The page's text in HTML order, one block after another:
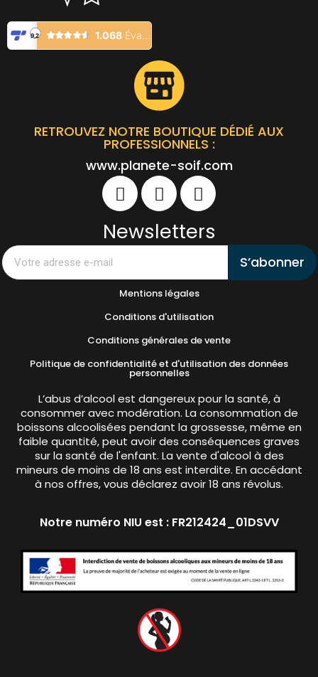
RETROUVEZ NOTRE BOUTIQUE DÉDIÉ AUX
PROFESSIONNELS :
www.planete-soif.com
Newsletters
S’abonner
Mentions légales
Conditions d'utilisation
Conditions générales de vente
Politique de confidentialité et d'utilisation des données
personnelles
L’abus d’alcool est dangereux pour la santé, à
consommer avec modération. La consommation de
boissons alcoolisées pendant la grossesse, même en
faible quantité, peut avoir des conséquences graves
sur la santé de l'enfant. La vente d'alcool à des
mineurs de moins de 18 ans est interdite. En accédant
à nos offres, vous déclarez avoir 18 ans révolus.
Notre numéro NIU est : FR212424_01DSVV